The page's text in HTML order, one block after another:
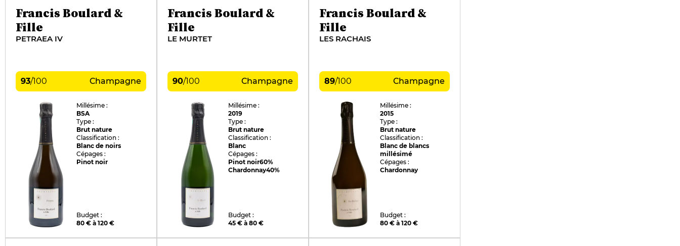
Francis Boulard &
Fille
PETRAEA IV
93/100 Champagne
Millésime :
BSA
Type :
Brut nature
Classification :
Blanc de noirs
Cépages :
Pinot noir
Budget :
80 € à 120 €
Francis Boulard &
Fille
LE MURTET
90/100 Champagne
Millésime :
2019
Type :
Brut nature
Classification :
Blanc
Cépages :
Pinot noir60%
Chardonnay40%
Budget :
45 € à 80 €
Francis Boulard &
Fille
LES RACHAIS
89/100 Champagne
Millésime :
2015
Type :
Brut nature
Classification :
Blanc de blancs
millésimé
Cépages :
Chardonnay
Budget :
80 € à 120 €